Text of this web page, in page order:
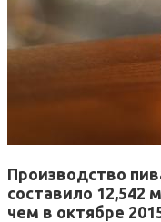
Производство
составило 12,542
чем в октябре